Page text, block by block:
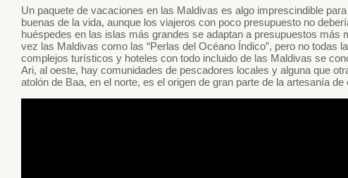
Un paquete de vacaciones en las Maldivas es algo imprescindible
buenas de la vida, aunque los viajeros con poco presupuesto no
huéspedes en las islas más grandes se adaptan a presupuestos más
vez las Maldivas como las “Perlas del Océano Índico”, pero no todas
complejos turísticos y hoteles con todo incluido de las Maldivas se
Ari, al oeste, hay comunidades de pescadores locales y alguna que
atolón de Baa, en el norte, es el origen de gran parte de la artesanía